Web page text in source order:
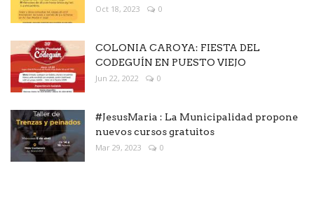
Oct 18, 2023 0
COLONIA CAROYA: FIESTA DEL
CODEGUÍN EN PUESTO VIEJO
Jun 22, 2022 0
#JesusMaria : La Municipalidad propone
nuevos cursos gratuitos
Mar 29, 2023 0